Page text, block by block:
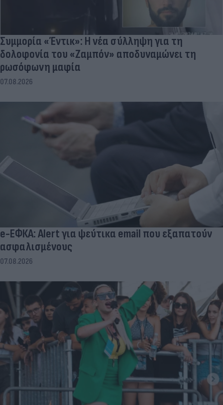
Συμμορία «Έντικ»: Η νέα σύλληψη για τη
δολοφονία του «Ζαμπόν» αποδυναμώνει τη
ρωσόφωνη μαφία
07.08.2026
e-ΕΦΚΑ: Alert για ψεύτικα email που εξαπατούν
ασφαλισμένους
07.08.2026